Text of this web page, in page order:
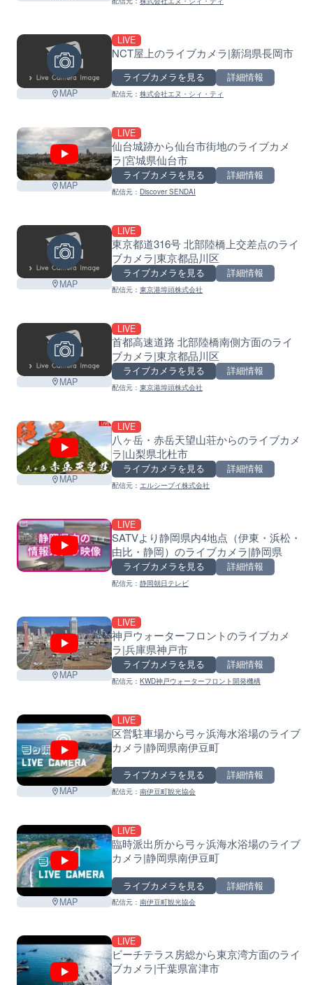
MAP
LIVE
NCT屋上のライブカメラ|新潟県長岡市
ライブカメラを見る 詳細情報
配信元： 株式会社エヌ・シィ・ティ
MAP
LIVE
仙台城跡から仙台市街地のライブカメ
ラ|宮城県仙台市
ライブカメラを見る 詳細情報
配信元： Discover SENDAI
MAP
LIVE
東京都道316号 北部陸橋上交差点のライ
ブカメラ|東京都品川区
ライブカメラを見る 詳細情報
配信元： 東京港埠頭株式会社
MAP
LIVE
首都高速道路 北部陸橋南側方面のライ
ブカメラ|東京都品川区
ライブカメラを見る 詳細情報
配信元： 東京港埠頭株式会社
MAP
LIVE
八ヶ岳・赤岳天望山荘からのライブカメ
ラ|山梨県北杜市
ライブカメラを見る 詳細情報
配信元： エルシーブイ株式会社
LIVE
SATVより静岡県内4地点（伊東・浜松・
由比・静岡）のライブカメラ|静岡県
ライブカメラを見る 詳細情報
配信元： 静岡朝日テレビ
MAP
LIVE
神戸ウォーターフロントのライブカメ
ラ|兵庫県神戸市
ライブカメラを見る 詳細情報
配信元： KWD神戸ウォーターフロント開発機構
MAP
LIVE
区営駐車場から弓ヶ浜海水浴場のライブ
カメラ|静岡県南伊豆町
ライブカメラを見る 詳細情報
配信元： 南伊豆町観光協会
MAP
LIVE
臨時派出所から弓ヶ浜海水浴場のライブ
カメラ|静岡県南伊豆町
ライブカメラを見る 詳細情報
配信元： 南伊豆町観光協会
LIVE
ビーチテラス房総から東京湾方面のライ
ブカメラ|千葉県富津市